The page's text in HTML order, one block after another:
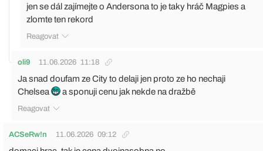
jen se dál zajímejte o Andersona to je taky hráč Magpies a
zlomte ten rekord
Reagovat
oli9 11.06.2026 11:18
Ja snad doufam ze City to delaji jen proto ze ho nechaji
Chelsea
a sponuji cenu jak nekde na dražbě
Reagovat
ACSeRw!n 11.06.2026 09:12